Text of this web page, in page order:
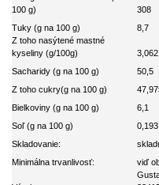
100 g)
308
Tuky (g na 100 g)
8,7
Z toho nasýtené mastné
kyseliny (g/100g)
3,062
Sacharidy (g na 100 g)
50,5
Z toho cukry(g na 100 g)
Bielkoviny (g na 100 g)
6,1
Soľ (g na 100 g)
0,193
Skladovanie:
Minimálna trvanlivosť:
viď